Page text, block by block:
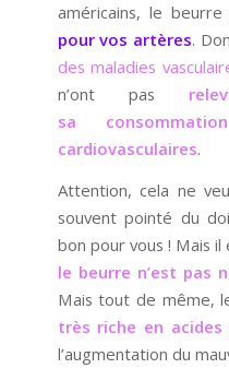
américains, le
pour vos artères.
des maladies
n’ont pas
sa
cardiovasculaires.
Attention, cela ne
souvent pointé du
bon pour vous ! Mais
le beurre n’est pas
Mais tout de même,
très riche en
l’augmentation du